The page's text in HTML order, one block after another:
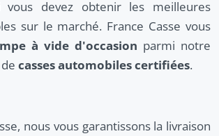
vous devez obtenir les meilleures
sur le marché. France Casse vous
à vide d'occasion parmi notre
casses automobiles certifiées.
nous vous garantissons la livraison